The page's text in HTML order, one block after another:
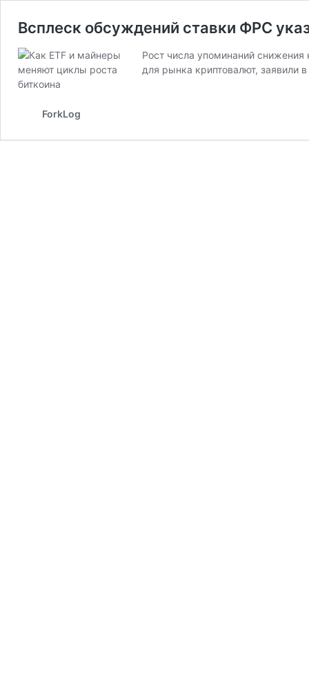
Всплеск обсуждений ставки ФРС
Рост числа упоминаний
для рынка криптовалют, заявили
ForkLog